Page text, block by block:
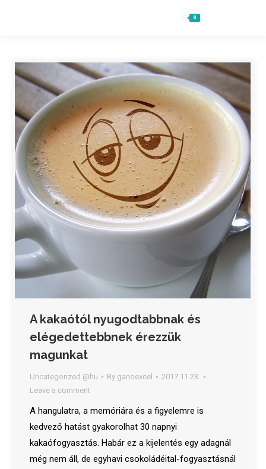
0
A kakaótól nyugodtabbnak és
elégedettebbnek érezzük
magunkat
Uncategorized @hu By ganoexcel
2017.11.23.
Leave a comment
A hangulatra, a memóriára és a figyelemre is
kedvező hatást gyakorolhat 30 napnyi
kakaófogyasztás. Habár ez a kijelentés egy adagnál
még nem áll, de egyhavi csokoládéital-fogyasztásnál